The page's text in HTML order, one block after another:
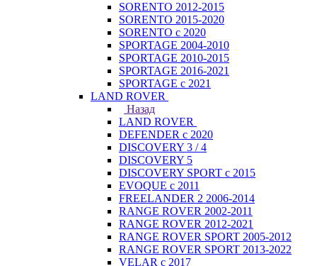
SORENTO 2012-2015
SORENTO 2015-2020
SORENTO с 2020
SPORTAGE 2004-2010
SPORTAGE 2010-2015
SPORTAGE 2016-2021
SPORTAGE с 2021
LAND ROVER
Назад
LAND ROVER
DEFENDER с 2020
DISCOVERY 3 / 4
DISCOVERY 5
DISCOVERY SPORT с 2015
EVOQUE с 2011
FREELANDER 2 2006-2014
RANGE ROVER 2002-2011
RANGE ROVER 2012-2021
RANGE ROVER SPORT 2005-2012
RANGE ROVER SPORT 2013-2022
VELAR с 2017